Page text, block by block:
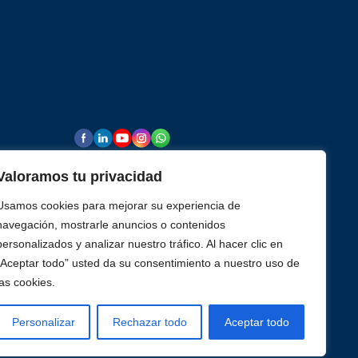
tu privacidad
cookies para mejorar su experiencia de
mostrarle anuncios o contenidos
y analizar nuestro tráfico. Al hacer clic en
todo” usted da su consentimiento a nuestro uso de
cookies.
Personalizar Rechazar todo Aceptar todo
de